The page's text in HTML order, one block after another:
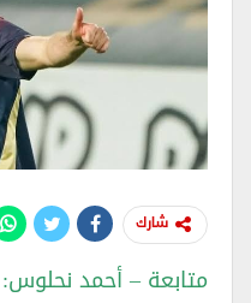
شارك
متابعة – أحمد نحلوس: